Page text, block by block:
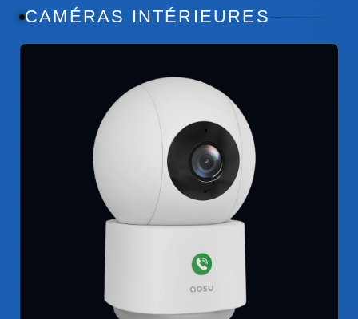
CAMÉRAS INTÉRIEURES